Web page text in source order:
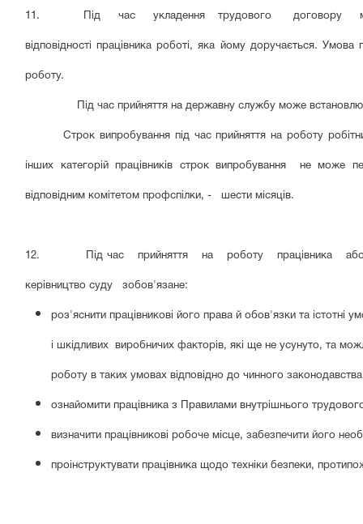
11. Під час укладення трудового договору може
відповідності працівника роботі, яка йому доручається.
роботу.
Під час прийняття на державну службу може
Строк випробування під час прийняття на роботу
інших категорій працівників строк випробування не може
відповідним комітетом профспілки, - шести місяців.
12. Під час прийняття на роботу працівника або в
керівництво суду зобов'язане:
роз'яснити працівникові його права й обов'язки та істотні
і шкідливих виробничих факторів,які ще не усунуто, та
роботу в таких умовах відповідно до чинного
ознайомити працівника з Правилами внутрішнього
визначити працівникові робоче місце, забезпечити його
проінструктувати працівника щодо техніки безпеки,